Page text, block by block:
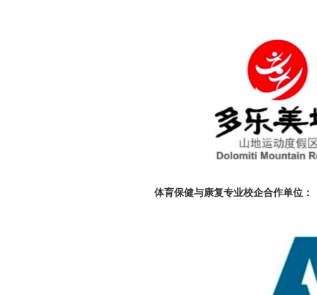
体育保健与康复专业校企合作单位：